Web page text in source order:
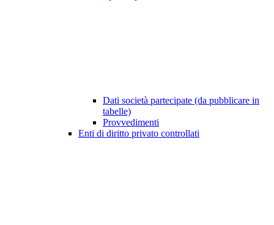
Dati società partecipate (da pubblicare in
tabelle)
Provvedimenti
Enti di diritto privato controllati